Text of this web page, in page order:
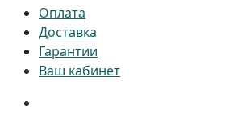
Оплата
Доставка
Гарантии
Ваш кабинет